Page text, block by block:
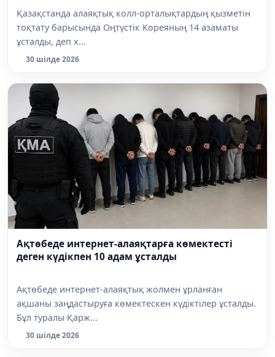
Қазақстанда алаяқтық колл-орталықтардың қызметін
тоқтату барысында Оңтүстік Кореяның 14 азаматы
ұсталды, деп х...
30 шілде 2026
Ақтөбеде интернет-алаяқтарға көмектесті
деген күдікпен 10 адам ұсталды
Ақтөбеде интернет-алаяқтық жолмен ұрланған
ақшаны заңдастыруға көмектескен күдіктілер ұсталды.
Бұл туралы Қарж...
30 шілде 2026